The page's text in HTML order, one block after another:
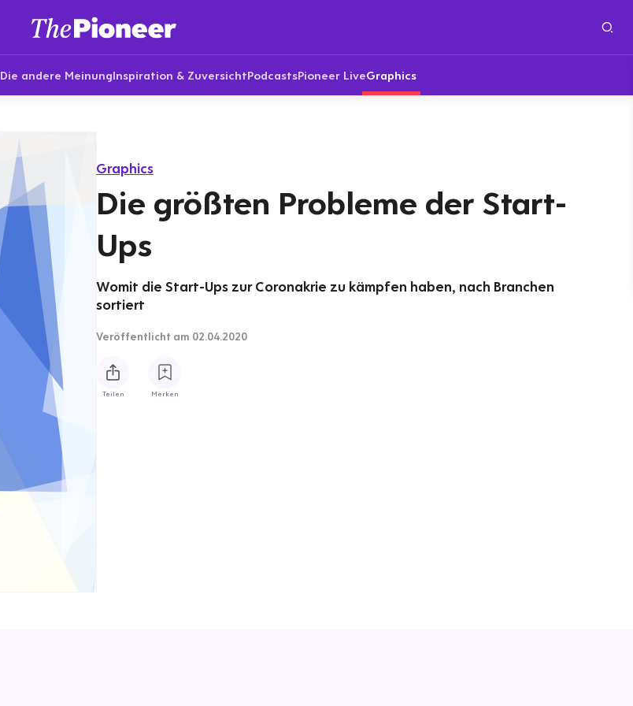
Die andere MeinungInspiration & ZuversichtPodcastsPioneer LiveGraphics
Graphics
Die größten Probleme der Start-
Ups
Womit die Start-Ups zur Coronakrie zu kämpfen haben, nach Branchen
sortiert
Veröffentlicht am 02.04.2020
Teilen Merken